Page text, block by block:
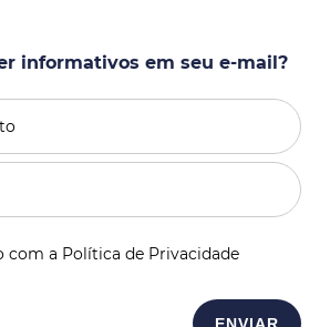
informativos em seu e-mail?
com a Política de Privacidade